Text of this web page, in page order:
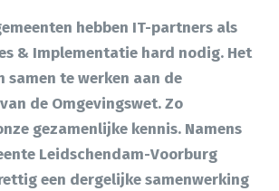
hebben IT-partners als
& Implementatie hard nodig. Het
samen te werken aan de
de Omgevingswet. Zo
gezamenlijke kennis. Namens
Leidschendam-Voorburg
een dergelijke samenwerking